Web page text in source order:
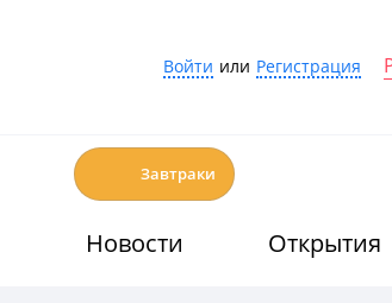
Войти или Регистрация
Завтраки
Новости Открытия